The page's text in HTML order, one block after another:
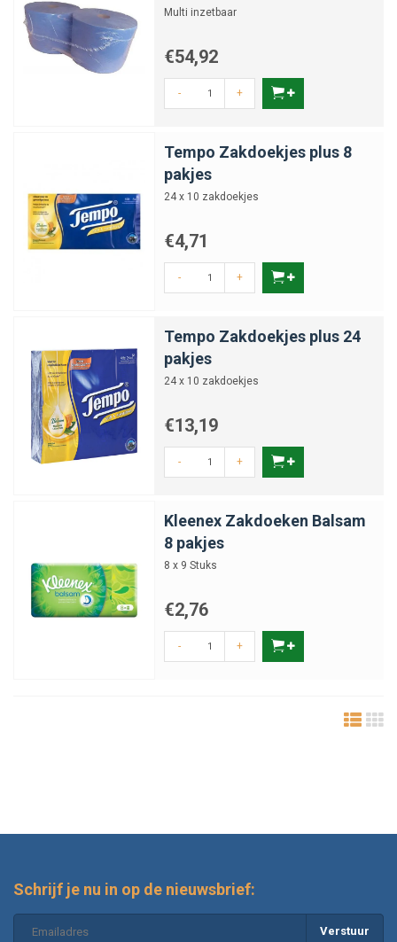
Multi inzetbaar
€54,92
- +
Tempo Zakdoekjes plus 8
pakjes
24 x 10 zakdoekjes
€4,71
- +
Tempo Zakdoekjes plus 24
pakjes
24 x 10 zakdoekjes
€13,19
- +
Kleenex Zakdoeken Balsam
8 pakjes
8 x 9 Stuks
€2,76
- +
Schrijf je nu in op de nieuwsbrief:
Verstuur